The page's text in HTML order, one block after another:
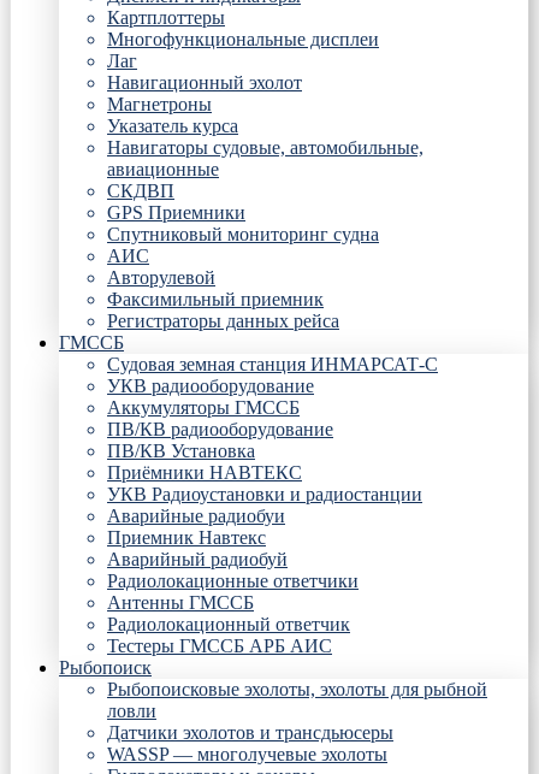
Картплоттеры
Многофункциональные дисплеи
Лаг
Навигационный эхолот
Магнетроны
Указатель курса
Навигаторы судовые, автомобильные,
авиационные
СКДВП
GPS Приемники
Спутниковый мониторинг судна
АИС
Авторулевой
Факсимильный приемник
Регистраторы данных рейса
ГМССБ
Судовая земная станция ИНМАРСАТ-С
УКВ радиооборудование
Аккумуляторы ГМССБ
ПВ/КВ радиооборудование
ПВ/КВ Установка
Приёмники НАВТЕКС
УКВ Радиоустановки и радиостанции
Аварийные радиобуи
Приемник Навтекс
Аварийный радиобуй
Радиолокационные ответчики
Антенны ГМССБ
Радиолокационный ответчик
Тестеры ГМССБ АРБ АИС
Рыбопоиск
Рыбопоисковые эхолоты, эхолоты для рыбной
ловли
Датчики эхолотов и трансдьюсеры
WASSP — многолучевые эхолоты